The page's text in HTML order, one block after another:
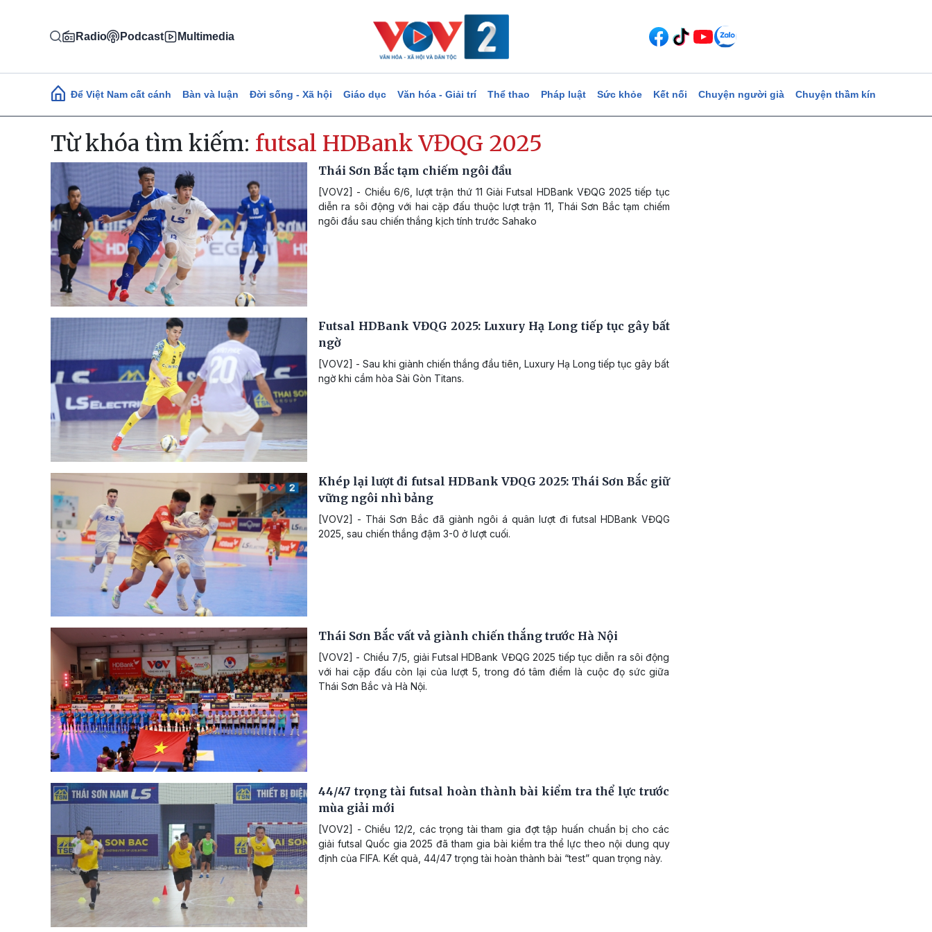
Radio Podcast Multimedia
Main navigation
Để Việt Nam cất cánh Bàn và luận Đời sống - Xã hội Giáo dục Văn hóa - Giải trí Thể thao Pháp luật Sức khỏe Kết nối Chuyện người già Chuyện thầm kín
Từ khóa tìm kiếm: futsal HDBank VĐQG 2025
Thái Sơn Bắc tạm chiếm ngôi đầu
[VOV2] - Chiều 6/6, lượt trận thứ 11 Giải Futsal HDBank VĐQG 2025 tiếp tục
diễn ra sôi động với hai cặp đấu thuộc lượt trận 11, Thái Sơn Bắc tạm chiếm
ngôi đầu sau chiến thắng kịch tính trước Sahako
Futsal HDBank VĐQG 2025: Luxury Hạ Long tiếp tục gây bất
ngờ
[VOV2] - Sau khi giành chiến thắng đầu tiên, Luxury Hạ Long tiếp tục gây bất
ngờ khi cầm hòa Sài Gòn Titans.
Khép lại lượt đi futsal HDBank VĐQG 2025: Thái Sơn Bắc giữ
vững ngôi nhì bảng
[VOV2] - Thái Sơn Bắc đã giành ngôi á quân lượt đi futsal HDBank VĐQG
2025, sau chiến thắng đậm 3-0 ở lượt cuối.
Thái Sơn Bắc vất vả giành chiến thắng trước Hà Nội
[VOV2] - Chiều 7/5, giải Futsal HDBank VĐQG 2025 tiếp tục diễn ra sôi động
với hai cặp đấu còn lại của lượt 5, trong đó tâm điểm là cuộc đọ sức giữa
Thái Sơn Bắc và Hà Nội.
44/47 trọng tài futsal hoàn thành bài kiểm tra thể lực trước
mùa giải mới
[VOV2] - Chiều 12/2, các trọng tài tham gia đợt tập huấn chuẩn bị cho các
giải futsal Quốc gia 2025 đã tham gia bài kiểm tra thể lực theo nội dung quy
định của FIFA. Kết quả, 44/47 trọng tài hoàn thành bài “test” quan trọng này.